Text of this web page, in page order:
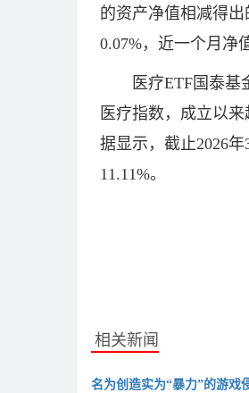
的资产净值相减得
0.07%，近一个月净
医疗ETF国泰基
医疗指数，成立以
据显示，截止2026
11.11%。
相关新闻
名为创造实为“暴力”的游戏